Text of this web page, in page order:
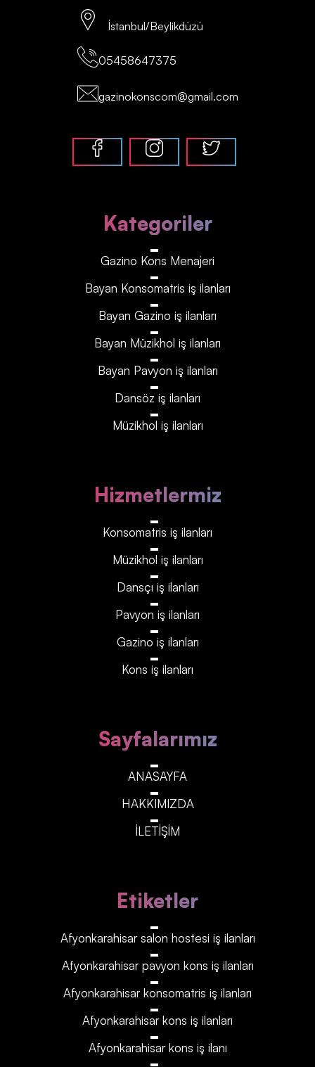
İstanbul/Beylikdüzü
05458647375
gazinokonscom@gmail.com
Kategoriler
Gazino Kons Menajeri
Bayan Konsomatris iş ilanları
Bayan Gazino iş ilanları
Bayan Müzikhol iş ilanları
Bayan Pavyon iş ilanları
Dansöz iş ilanları
Müzikhol iş ilanları
Hizmetlermiz
Konsomatris iş ilanları
Müzikhol iş ilanları
Dansçı iş ilanları
Pavyon iş ilanları
Gazino iş ilanları
Kons iş ilanları
Sayfalarımız
ANASAYFA
HAKKIMIZDA
İLETİŞİM
Etiketler
Afyonkarahisar‎‎‎‎ salon hostesi iş ilanları
Afyonkarahisar‎‎‎‎ pavyon kons iş ilanları
Afyonkarahisar‎‎‎‎ konsomatris iş ilanları
Afyonkarahisar‎‎‎‎ kons iş ilanları
Afyonkarahisar‎‎‎‎ kons iş ilanı